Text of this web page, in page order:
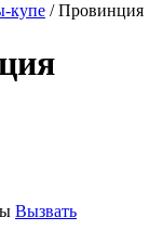
купе / Провинция
Вызвать